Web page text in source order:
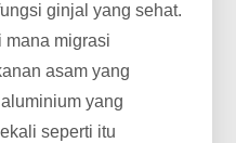
ginjal yang sehat.
mana migrasi
asam yang
yang
seperti itu